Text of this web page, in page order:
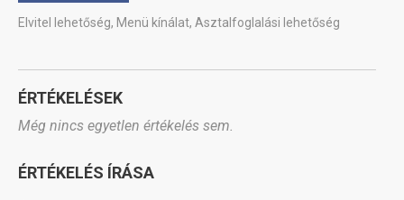
Elvitel lehetőség, Menü kínálat, Asztalfoglalási lehetőség
ÉRTÉKELÉSEK
Még nincs egyetlen értékelés sem.
ÉRTÉKELÉS ÍRÁSA